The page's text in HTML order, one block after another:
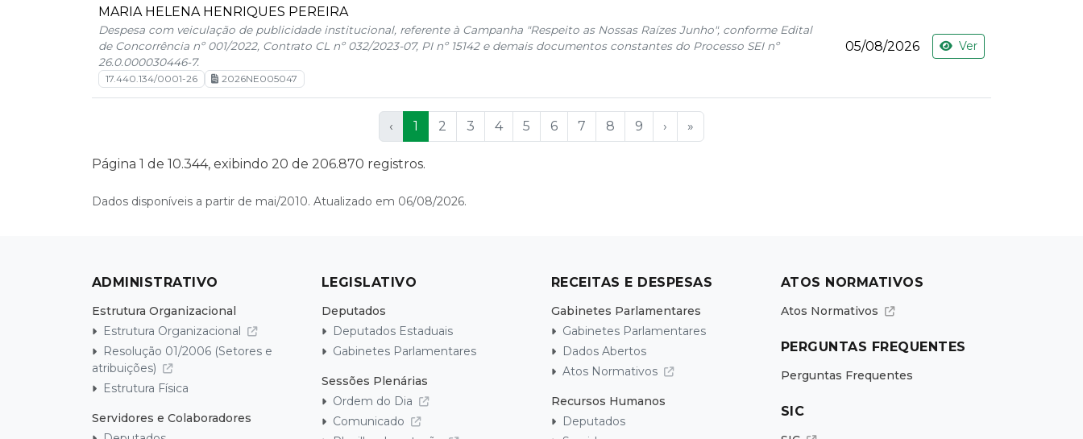
MARIA HELENA HENRIQUES PEREIRA
Despesa com veiculação de publicidade institucional, referente à Campanha "Respeito as Nossas Raízes Junho", conforme Edital
de Concorrência nº 001/2022, Contrato CL nº 032/2023-07, PI nº 15142 e demais documentos constantes do Processo SEI nº
26.0.000030446-7.
17.440.134/0001-26 2026NE005047
05/08/2026 Ver
‹ 1 2 3 4 5 6 7 8 9 › »
Página 1 de 10.344, exibindo 20 de 206.870 registros.
Dados disponíveis a partir de mai/2010. Atualizado em 06/08/2026.
ADMINISTRATIVO
Estrutura Organizacional
Estrutura Organizacional
Resolução 01/2006 (Setores e
atribuições)
Estrutura Física
Servidores e Colaboradores
LEGISLATIVO
Deputados
Deputados Estaduais
Gabinetes Parlamentares
Sessões Plenárias
Ordem do Dia
Comunicado
RECEITAS E DESPESAS
Gabinetes Parlamentares
Gabinetes Parlamentares
Dados Abertos
Atos Normativos
Recursos Humanos
Deputados
ATOS NORMATIVOS
Atos Normativos
PERGUNTAS FREQUENTES
Perguntas Frequentes
SIC